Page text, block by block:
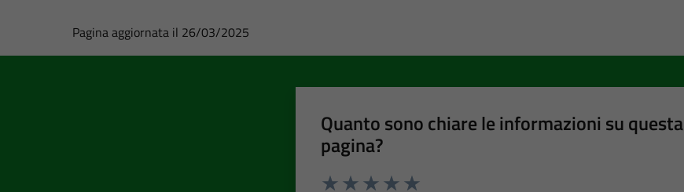
Pagina aggiornata il 26/03/2025
Quanto sono chiare le informazioni su questa
pagina?